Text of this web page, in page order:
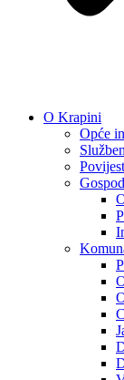
O Krapini
Opće